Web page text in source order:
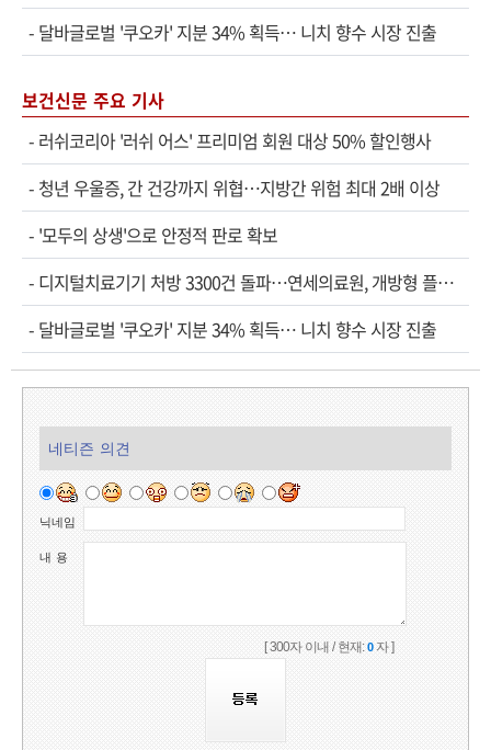
- 달바글로벌 '쿠오카' 지분 34% 획득… 니치 향수 시장 진출
보건신문 주요 기사
- 러쉬코리아 '러쉬 어스' 프리미엄 회원 대상 50% 할인행사
- 청년 우울증, 간 건강까지 위협…지방간 위험 최대 2배 이상
- '모두의 상생'으로 안정적 판로 확보
- 디지털치료기기 처방 3300건 돌파…연세의료원, 개방형 플랫폼 성과 공개
- 달바글로벌 '쿠오카' 지분 34% 획득… 니치 향수 시장 진출
네티즌 의견
닉네임
내 용
[ 300자 이내 / 현재:0자 ]